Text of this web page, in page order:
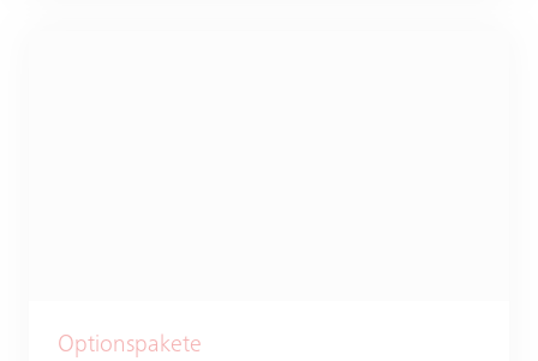
Optionspakete